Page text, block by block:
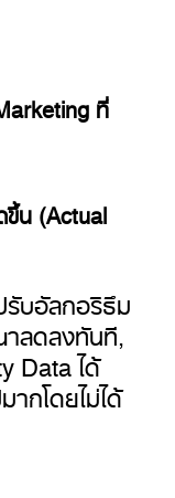
ที่
น (Actual
บอัลกอริธึม
ลดลงทันที,
Data ได้
กโดยไม่ได้